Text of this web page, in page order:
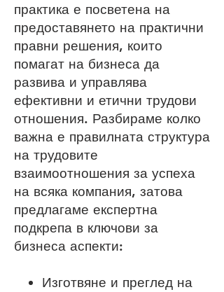
практика е посветена на
предоставянето на практични
правни решения, които
помагат на бизнеса да
развива и управлява
ефективни и етични трудови
отношения. Разбираме колко
важна е правилната структура
на трудовите
взаимоотношения за успеха
на всяка компания, затова
предлагаме експертна
подкрепа в ключови за
бизнеса аспекти:
Изготвяне и преглед на